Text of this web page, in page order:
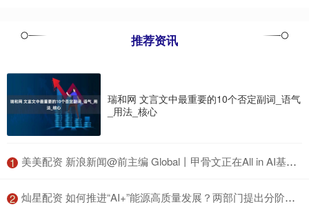
推荐资讯
瑞和网 文言文中最重要的10个否定副词_语气
_用法_核心
1 ​美美配资 新浪新闻@前主编 Global丨甲骨文正在All in AI基础设施
2 ​灿星配资 如何推进“AI+”能源高质量发展？两部门提出分阶段目标